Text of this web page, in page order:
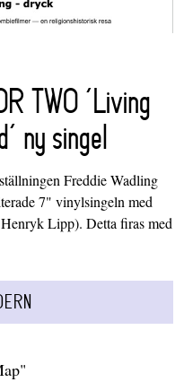
TWO ‘Living
ny singel
Freddie Wadling
7" vinylsingeln med
Lipp). Detta firas med